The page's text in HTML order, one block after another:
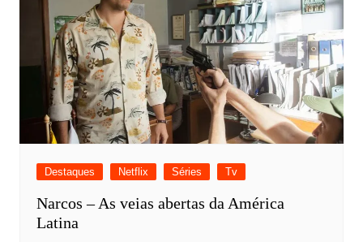
Destaques Netflix Séries Tv
Narcos – As veias abertas da América
Latina